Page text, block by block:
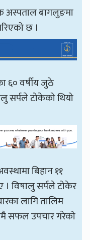
अस्पताल बागलुङमा
छ ।
६० वर्षीय जुठे
सर्पले टोकेको थियो
बिहान ११
। विषालु सर्पले टोकेर
लागि तालिम
सफल उपचार गरेको